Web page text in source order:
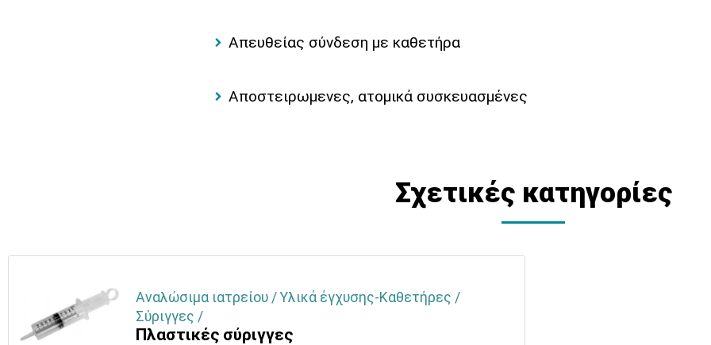
Απευθείας σύνδεση με καθετήρα
Αποστειρωμενες, ατομικά συσκευασμένες
Σχετικές κατηγορίες
Αναλώσιμα ιατρείου / Υλικά έγχυσης-Καθετήρες /
Σύριγγες /
Πλαστικές σύριγγες